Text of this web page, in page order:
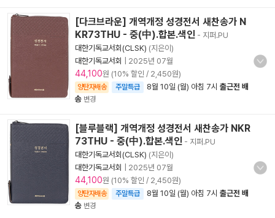
[다크브라운] 개역개정 성경전서 새찬송가 N
KR73THU - 중(中).합본.색인 - 지퍼.PU
대한기독교서회(CLSK) (지은이)
대한기독교서회
2025년 07월
44,100원 (10% 할인 / 2,450원)
양탄자배송 주말특급 8월 10일 (월) 아침 7시 출근전 배
송 변경
[블루블랙] 개역개정 성경전서 새찬송가 NKR
73THU - 중(中).합본.색인 - 지퍼.PU
대한기독교서회(CLSK) (지은이)
대한기독교서회
2025년 07월
44,100원 (10% 할인 / 2,450원)
양탄자배송 주말특급 8월 10일 (월) 아침 7시 출근전 배
송 변경